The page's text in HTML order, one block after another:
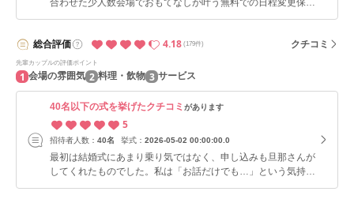
合わせた少人数会場でおもてなしが叶う無料での日程変更保証
付き♪
総合評価 4.18 (179件) クチコミ
先輩カップルの評価ポイント
1 会場の雰囲気 2 料理・飲物 3 サービス
40名以下の式を挙げたクチコミ があります
5
招待者人数： 40名 挙式： 2026-05-02 00:00:00.0
最初は結婚式にあまり乗り気ではなく、申し込みも旦那さんが
してくれたものでした。私は「お話だけでも…」という気持ち
で伺わせていただきました。 乗り気ではなかった理由は、金